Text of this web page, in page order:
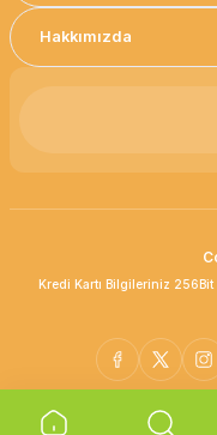
Hakkımızda
Kredi Kartı Bilgileriniz 256Bit